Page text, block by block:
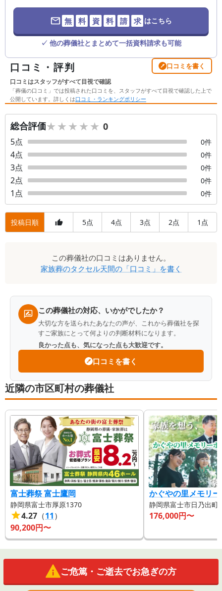
無 料 資 料 請 求 はこちら
✓ 他の葬儀社とまとめて一括資料請求も可能
口コミ・評判 口コミを書く
口コミはスタッフがすべて目視で確認
「葬儀の口コミ」では投稿された口コミを、スタッフがすべて目視で確認した上で
公開しています。詳しくは口コミ・ランキングポリシー
総合評価★★★★★
★★★★★ 0
5点 0件
4点 0件
3点 0件
2点 0件
1 点 0件
投稿日順 5点 4点 3点 2点 1 点
この葬儀社の口コミはありません。
家族葬のタクセル天間の「口コミ」を書く
この葬儀社の対応、いかがでしたか？
大切な方を送られたあなたの声が、これから葬儀社を探
すご家族にとって何よりの判断材料になります。
良かった点も、気になった点も大歓迎です。
口コミを書く
近隣の市区町村の葬儀社
富士葬祭 富士鷹岡
静岡県富士市厚原1370
4.27 （11）
90,200円〜
かぐやの里メモリ
静岡県富士市日乃出町
176,000円〜
ご危篤・ご逝去でお急ぎの方